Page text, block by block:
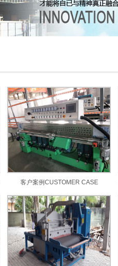
客户案例CUSTOMER CASE